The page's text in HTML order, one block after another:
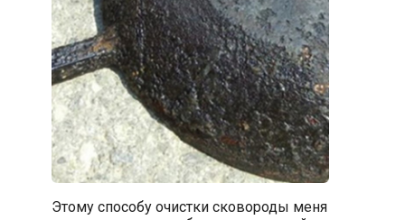
Этому способу очистки сковороды меня